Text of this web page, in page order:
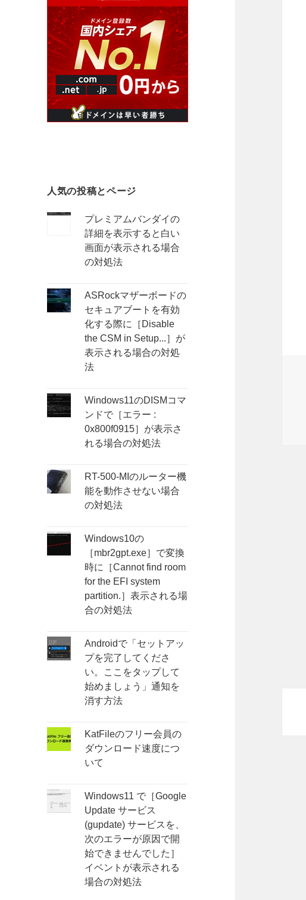
人気の投稿とページ
プレミアムバンダイの
詳細を表示すると白い
画面が表示される場合
の対処法
ASRockマザーボードの
セキュアブートを有効
化する際に［Disable
the CSM in Setup...］が
表示される場合の対処
法
Windows11のDISMコマ
ンドで［エラー :
0x800f0915］が表示さ
れる場合の対処法
RT-500-MIのルーター機
能を動作させない場合
の対処法
Windows10の
［mbr2gpt.exe］で変換
時に［Cannot find room
for the EFI system
partition.］表示される場
合の対処法
Androidで「セットアッ
プを完了してくださ
い。ここをタップして
始めましょう」通知を
消す方法
KatFileのフリー会員の
ダウンロード速度につ
いて
Windows11 で［Google
Update サービス
(gupdate) サービスを、
次のエラーが原因で開
始できませんでした］
イベントが表示される
場合の対処法